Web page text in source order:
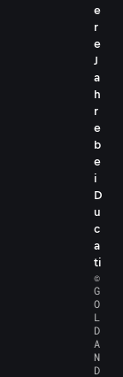
e
r
e
J
a
h
r
e
b
e
i
D
u
c
a
ti
©
G
O
L
D
A
N
D